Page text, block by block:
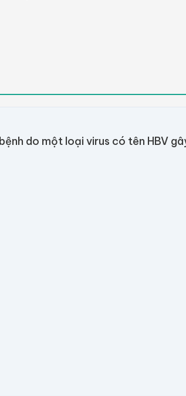
do một loại virus có tên HBV